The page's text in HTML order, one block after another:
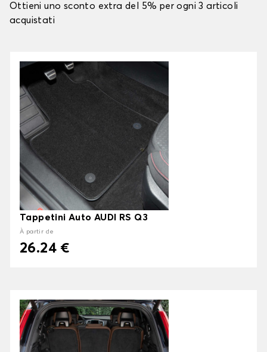
Ottieni uno sconto extra del 5% per ogni 3 articoli
acquistati
Tappetini Auto AUDI RS Q3
À partir de
26.24 €